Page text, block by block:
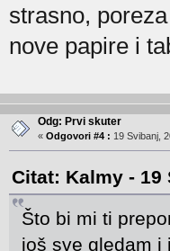
strasno,
nove papire i
Odg: Prvi skuter
« Odgovori #4 : 19 Svibanj,
Citat: Kalmy - 19
Što bi mi ti
još sve gledam i